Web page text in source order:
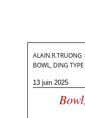
ALAIN.R.TRUONG
BOWL, DING
13 juin 2025